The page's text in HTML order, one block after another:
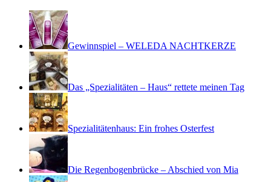
Gewinnspiel – WELEDA NACHTKERZE
Das „Spezialitäten – Haus“ rettete meinen Tag
Spezialitätenhaus: Ein frohes Osterfest
Die Regenbogenbrücke – Abschied von Mia